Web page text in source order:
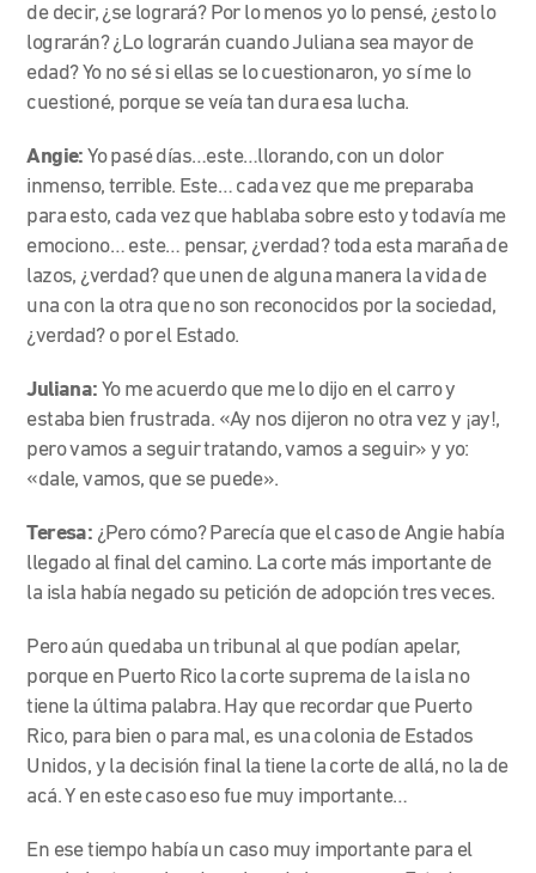
de decir, ¿se logrará? Por lo menos yo lo pensé, ¿esto lo
lograrán? ¿Lo lograrán cuando Juliana sea mayor de
edad? Yo no sé si ellas se lo cuestionaron, yo sí me lo
cuestioné, porque se veía tan dura esa lucha.
Angie:Yo pasé días…este…llorando, con un dolor
inmenso, terrible. Este… cada vez que me preparaba
para esto, cada vez que hablaba sobre esto y todavía me
emociono… este… pensar, ¿verdad? toda esta maraña de
lazos, ¿verdad? que unen de alguna manera la vida de
una con la otra que no son reconocidos por la sociedad,
¿verdad? o por el Estado.
Juliana:Yo me acuerdo que me lo dijo en el carro y
estaba bien frustrada. «Ay nos dijeron no otra vez y ¡ay!,
pero vamos a seguir tratando, vamos a seguir» y yo:
«dale, vamos, que se puede».
Teresa: ¿Pero cómo? Parecía que el caso de Angie había
llegado al final del camino. La corte más importante de
la isla había negado su petición de adopción tres veces.
Pero aún quedaba un tribunal al que podían apelar,
porque en Puerto Rico la corte suprema de la isla no
tiene la última palabra. Hay que recordar que Puerto
Rico, para bien o para mal, es una colonia de Estados
Unidos, y la decisión final la tiene la corte de allá, no la de
acá. Y en este caso eso fue muy importante…
En ese tiempo había un caso muy importante para el